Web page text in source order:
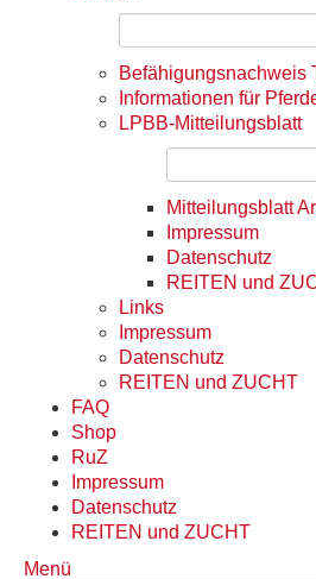
Befähigungsnachweis
Informationen für
LPBB-Mitteilungsblatt
Mitteilungsblatt
Impressum
Datenschutz
REITEN und
Links
Impressum
Datenschutz
REITEN und ZUCHT
FAQ
Shop
RuZ
Impressum
Datenschutz
REITEN und ZUCHT
Menü